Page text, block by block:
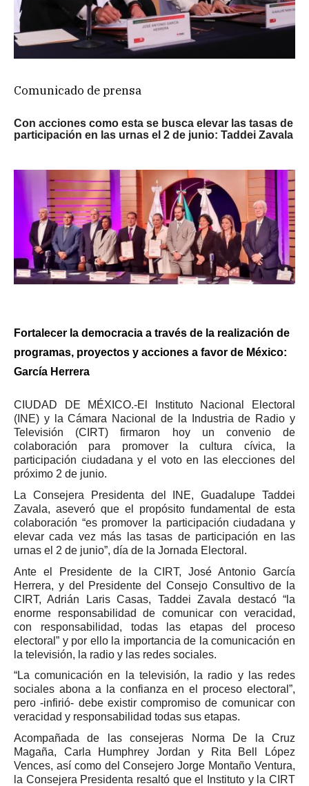
Comunicado de prensa
Con acciones como esta se busca elevar las tasas de
participación en las urnas el 2 de junio: Taddei Zavala
Fortalecer la democracia a través de la realización de
programas, proyectos y acciones a favor de México:
García Herrera
CIUDAD DE MÉXICO.-El Instituto Nacional Electoral
(INE) y la Cámara Nacional de la Industria de Radio y
Televisión (CIRT) firmaron hoy un convenio de
colaboración para promover la cultura cívica, la
participación ciudadana y el voto en las elecciones del
próximo 2 de junio.
La Consejera Presidenta del INE, Guadalupe Taddei
Zavala, aseveró que el propósito fundamental de esta
colaboración “es promover la participación ciudadana y
elevar cada vez más las tasas de participación en las
urnas el 2 de junio”, día de la Jornada Electoral.
Ante el Presidente de la CIRT, José Antonio García
Herrera, y del Presidente del Consejo Consultivo de la
CIRT, Adrián Laris Casas, Taddei Zavala destacó “la
enorme responsabilidad de comunicar con veracidad,
con responsabilidad, todas las etapas del proceso
electoral” y por ello la importancia de la comunicación en
la televisión, la radio y las redes sociales.
“La comunicación en la televisión, la radio y las redes
sociales abona a la confianza en el proceso electoral”,
pero -infirió- debe existir compromiso de comunicar con
veracidad y responsabilidad todas sus etapas.
Acompañada de las consejeras Norma De la Cruz
Magaña, Carla Humphrey Jordan y Rita Bell López
Vences, así como del Consejero Jorge Montaño Ventura,
la Consejera Presidenta resaltó que el Instituto y la CIRT